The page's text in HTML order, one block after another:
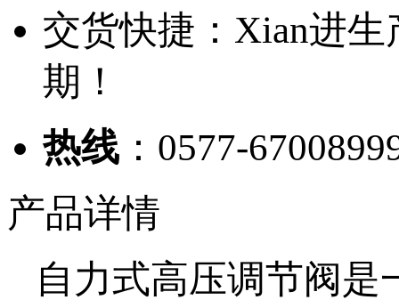
交货快捷：Xian进
期！
热线 ：0577-
产品详情
自力式高压调节阀